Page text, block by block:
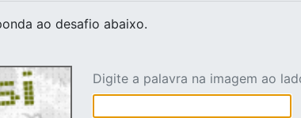
ao desafio abaixo.
Digite a palavra na imagem ao